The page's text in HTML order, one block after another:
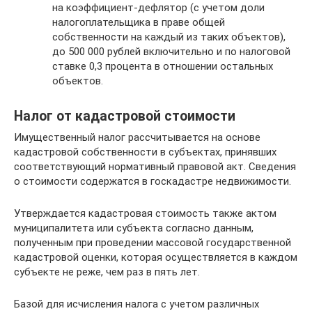
на коэффициент-дефлятор (с учетом доли
налогоплательщика в праве общей
собственности на каждый из таких объектов),
до 500 000 рублей включительно и по налоговой
ставке 0,3 процента в отношении остальных
объектов.
Налог от кадастровой стоимости
Имущественный налог рассчитывается на основе
кадастровой собственности в субъектах, принявших
соответствующий нормативный правовой акт. Сведения
о стоимости содержатся в госкадастре недвижимости.
Утверждается кадастровая стоимость также актом
муниципалитета или субъекта согласно данным,
полученным при проведении массовой государственной
кадастровой оценки, которая осуществляется в каждом
субъекте не реже, чем раз в пять лет.
Базой для исчисления налога с учетом различных